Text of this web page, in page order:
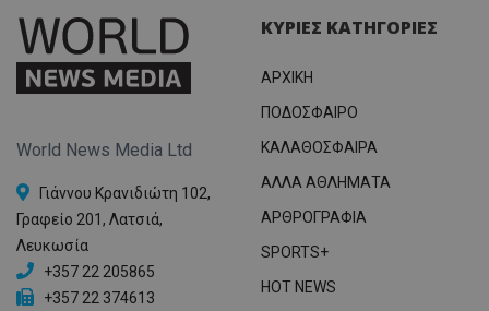
World News Media Ltd
Γιάννου Κρανιδιώτη 102,
Γραφείο 201, Λατσιά,
Λευκωσία
+357 22 205865
+357 22 374613
ΚΥΡΙΕΣ ΚΑΤΗΓΟΡΙΕΣ
ΑΡΧΙΚΗ
ΠΟΔΟΣΦΑΙΡΟ
ΚΑΛΑΘΟΣΦΑΙΡΑ
ΑΛΛΑ ΑΘΛΗΜΑΤΑ
ΑΡΘΡΟΓΡΑΦΙΑ
SPORTS+
HOT NEWS